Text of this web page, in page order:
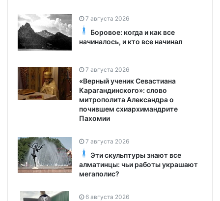
7 августа 2026
Боровое: когда и как все
начиналось, и кто все начинал
7 августа 2026
«Верный ученик Севастиана
Карагандинского»: слово
митрополита Александра о
почившем схиархимандрите
Пахомии
7 августа 2026
Эти скульптуры знают все
алматинцы: чьи работы украшают
мегаполис?
6 августа 2026